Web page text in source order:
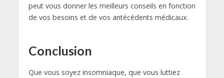
peut vous donner les meilleurs conseils en fonction
de vos besoins et de vos antécédents médicaux.
Conclusion
Que vous soyez insomniaque, que vous luttiez